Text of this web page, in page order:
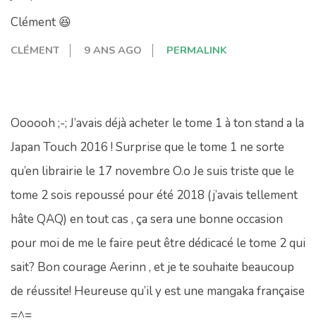
Clément 😆
CLÉMENT 9 ANS AGO PERMALINK
Oooooh ;-; J’avais déjà acheter le tome 1 à ton stand a la
Japan Touch 2016 ! Surprise que le tome 1 ne sorte
qu’en librairie le 17 novembre O.o Je suis triste que le
tome 2 sois repoussé pour été 2018 (j’avais tellement
hâte QAQ) en tout cas , ça sera une bonne occasion
pour moi de me le faire peut être dédicacé le tome 2 qui
sait? Bon courage Aerinn , et je te souhaite beaucoup
de réussite! Heureuse qu’il y est une mangaka française
=^=